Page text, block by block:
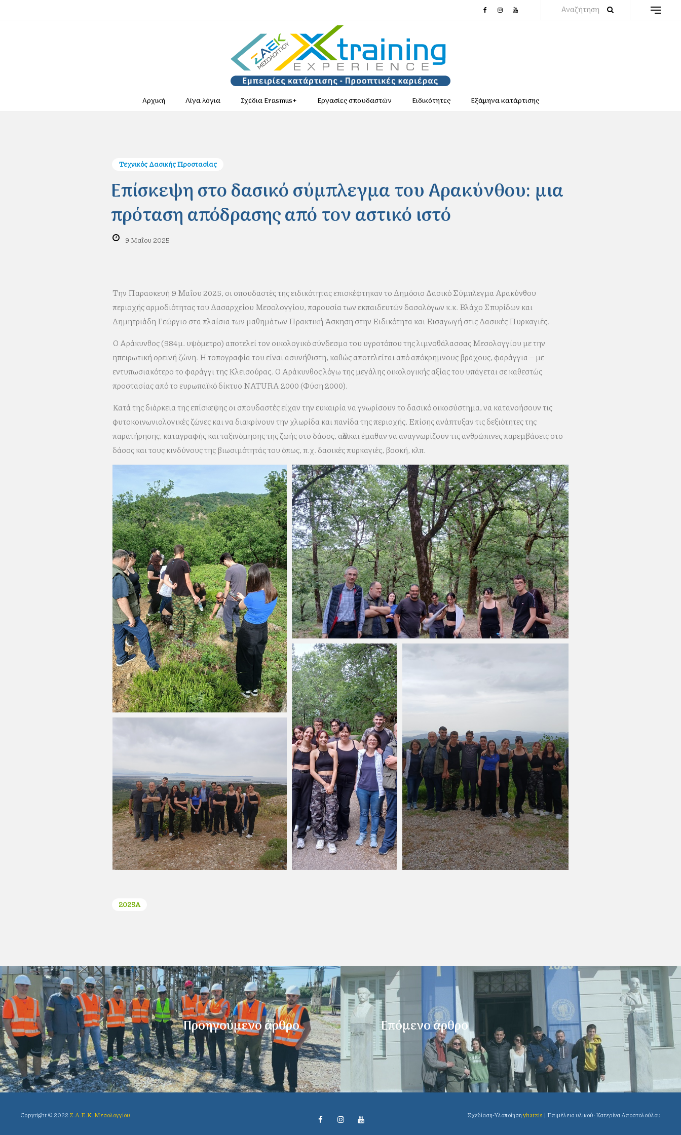
Αναζήτηση
Αρχική Λίγα λόγια Σχέδια Erasmus+ Εργασίες σπουδαστών Ειδικότητες Εξάμηνα κατάρτισης
Τεχνικός Δασικής Προστασίας
Eπίσκεψη στο δασικό σύμπλεγμα του Αρακύνθου: μια
πρόταση απόδρασης από τον αστικό ιστό
9 Μαΐου 2025
Την Παρασκευή 9 Μαΐου 2025, οι σπουδαστές της ειδικότητας επισκέφτηκαν το Δημόσιο Δασικό Σύμπλεγμα Αρακύνθου
περιοχής αρμοδιότητας του Δασαρχείου Μεσολογγίου, παρουσία των εκπαιδευτών δασολόγων κ.κ. Βλάχο Σπυρίδων και
Δημητριάδη Γεώργιο στα πλαίσια των μαθημάτων Πρακτική Άσκηση στην Ειδικότητα και Εισαγωγή στις Δασικές Πυρκαγιές.
Ο Αράκυνθος (984μ. υψόμετρο) αποτελεί τον οικολογικό σύνδεσμο του υγροτόπου της λιμνοθάλασσας Μεσολογγίου με την
ηπειρωτική ορεινή ζώνη. Η τοπογραφία του είναι ασυνήθιστη, καθώς αποτελείται από απόκρημνους βράχους, φαράγγια – με
εντυπωσιακότερο το φαράγγι της Κλεισούρας. Ο Αράκυνθος λόγω της μεγάλης οικολογικής αξίας του υπάγεται σε καθεστώς
προστασίας από το ευρωπαϊκό δίκτυο NATURA 2000 (Φύση 2000).
Κατά της διάρκεια της επίσκεψης οι σπουδαστές είχαν την ευκαιρία να γνωρίσουν το δασικό οικοσύστημα, να κατανοήσουν τις
φυτοκοινωνιολογικές ζώνες και να διακρίνουν την χλωρίδα και πανίδα της περιοχής. Επίσης ανάπτυξαν τις δεξιότητες της
παρατήρησης, καταγραφής και ταξινόμησης της ζωής στο δάσος, αλλά και έμαθαν να αναγνωρίζουν τις ανθρώπινες παρεμβάσεις στο
δάσος και τους κινδύνους της βιωσιμότητάς του όπως, π.χ. δασικές πυρκαγιές, βοσκή, κλπ.
2025A
Προηγούμενο άρθρο Επόμενο άρθρο
Copyright © 2022 Σ.Α.Ε.Κ. Μεσολογγίου Σχεδίαση-Υλοποίησηyhatzis | Επιμέλεια υλικού: Κατερίνα Αποστολούλου